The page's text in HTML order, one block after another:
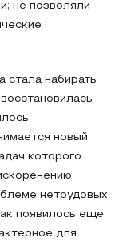
не позволяли
стала набирать
новый
которого
нетрудовых
появилось еще
для